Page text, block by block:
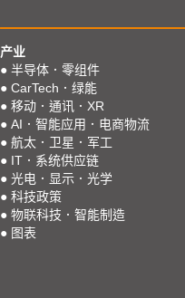
产业
● 半导体．零组件
● CarTech．绿能
● 移动．通讯．XR
● AI．智能应用．电商物流
● 航太．卫星．军工
● IT．系统供应链
● 光电．显示．光学
● 科技政策
● 物联科技．智能制造
● 图表